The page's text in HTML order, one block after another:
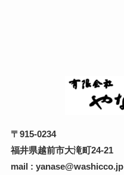
〒915-0234
福井県越前市大滝町24-21
mail : yanase@washicco.jp